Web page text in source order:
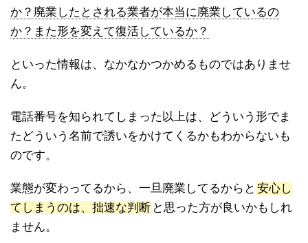
か？廃業したとされる業者が本当に廃業しているの
か？また形を変えて復活しているか？
といった情報は、なかなかつかめるものではありませ
ん。
電話番号を知られてしまった以上は、どういう形でま
たどういう名前で誘いをかけてくるかもわからないも
のです。
業態が変わってるから、一旦廃業してるからと 安心し
てしまうのは、拙速な判断 と思った方が良いかもしれ
ません。